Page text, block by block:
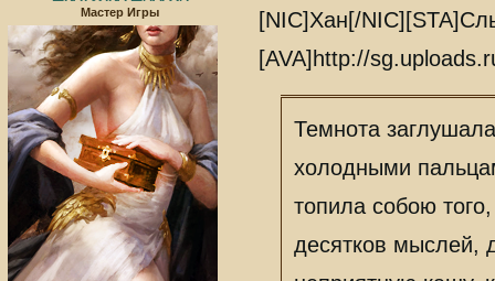
Мастер Игры
[NIC]Хан[/
[AVA]http://
Темнота
холодными
топила собою
десятков мыслей,